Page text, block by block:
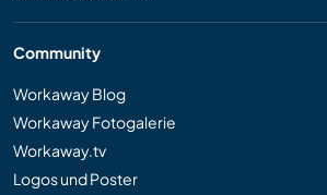
Community
Workaway Blog
Workaway Fotogalerie
Workaway.tv
Logos und Poster